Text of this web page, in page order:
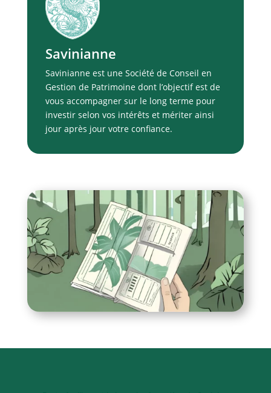
Savinianne
Savinianne est une Société de Conseil en
Gestion de Patrimoine dont l’objectif est de
vous accompagner sur le long terme pour
investir selon vos intérêts et mériter ainsi
jour après jour votre confiance.